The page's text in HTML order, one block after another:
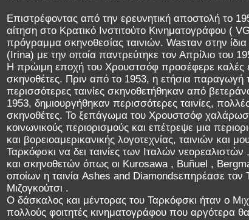
Επιστρέφοντας από την ερευνητική αποστολή το
αίτηση στο Κρατικό Ινστιτούτο Κινηματογράφου (
πρόγραμμα σκηνοθεσίας ταινιών. Wasταν στην
(Irina) με την οποία παντρεύτηκε τον Απρίλιο του
Η πρώιμη εποχή του Χρουστσόφ προσέφερε καλές
σκηνοθέτες. Πριν από το 1953, η ετήσια παραγωγή
περισσότερες ταινίες σκηνοθετήθηκαν από
1953, δημιουργήθηκαν περισσότερες ταινίες,
σκηνοθέτες. Το ξεπάγωμα του Χρουστσόφ χαλάρωσε
κοινωνικούς περιορισμούς και επέτρεψε μια
και βορειοαμερικανικής λογοτεχνίας, ταινιών και
Ταρκόφσκι να δει ταινίες των Ιταλών
και σκηνοθετών όπως οι Kurosawa , Buñuel ,
οποίων η ταινία Ashes and Diamondsεπηρέασε τον
Μιζογκούτσι .
Ο δάσκαλος και μέντορας του Ταρκόφσκι ήταν ο
πολλούς φοιτητές κινηματογράφου που αργότερα θα